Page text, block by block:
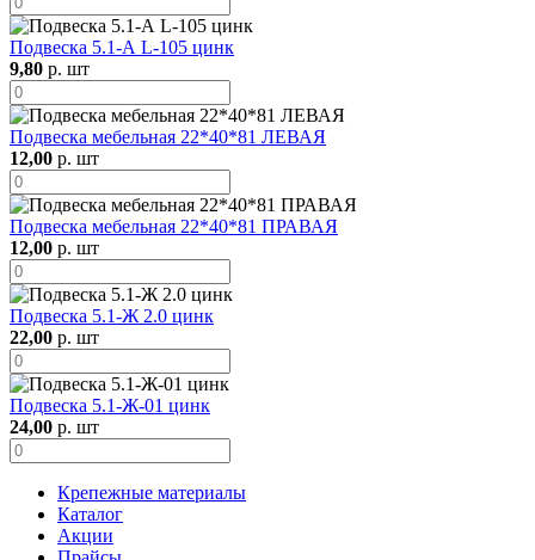
Подвеска 5.1-А L-105 цинк
9,80 р. шт
Подвеска мебельная 22*40*81 ЛЕВАЯ
12,00 р. шт
Подвеска мебельная 22*40*81 ПРАВАЯ
12,00 р. шт
Подвеска 5.1-Ж 2.0 цинк
22,00 р. шт
Подвеска 5.1-Ж-01 цинк
24,00 р. шт
Крепежные материалы
Каталог
Акции